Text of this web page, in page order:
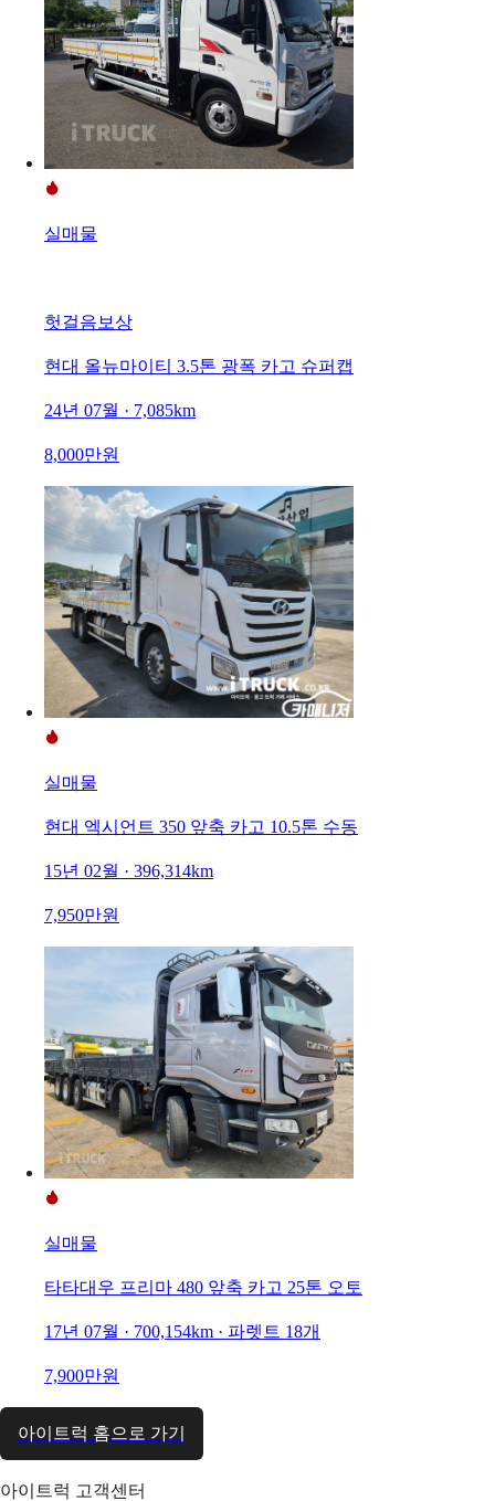
실매물
헛걸음보상
현대 올뉴마이티 3.5톤 광폭 카고 슈퍼캡
24년 07월 · 7,085km
8,000만원
실매물
현대 엑시언트 350 앞축 카고 10.5톤 수동
15년 02월 · 396,314km
7,950만원
실매물
타타대우 프리마 480 앞축 카고 25톤 오토
17년 07월 · 700,154km · 파렛트 18개
7,900만원
아이트럭 홈으로 가기
아이트럭 고객센터